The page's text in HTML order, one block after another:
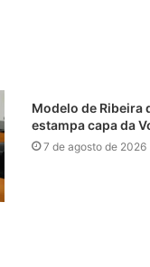
Modelo de Ribeira
estampa capa da
7 de agosto de 2026